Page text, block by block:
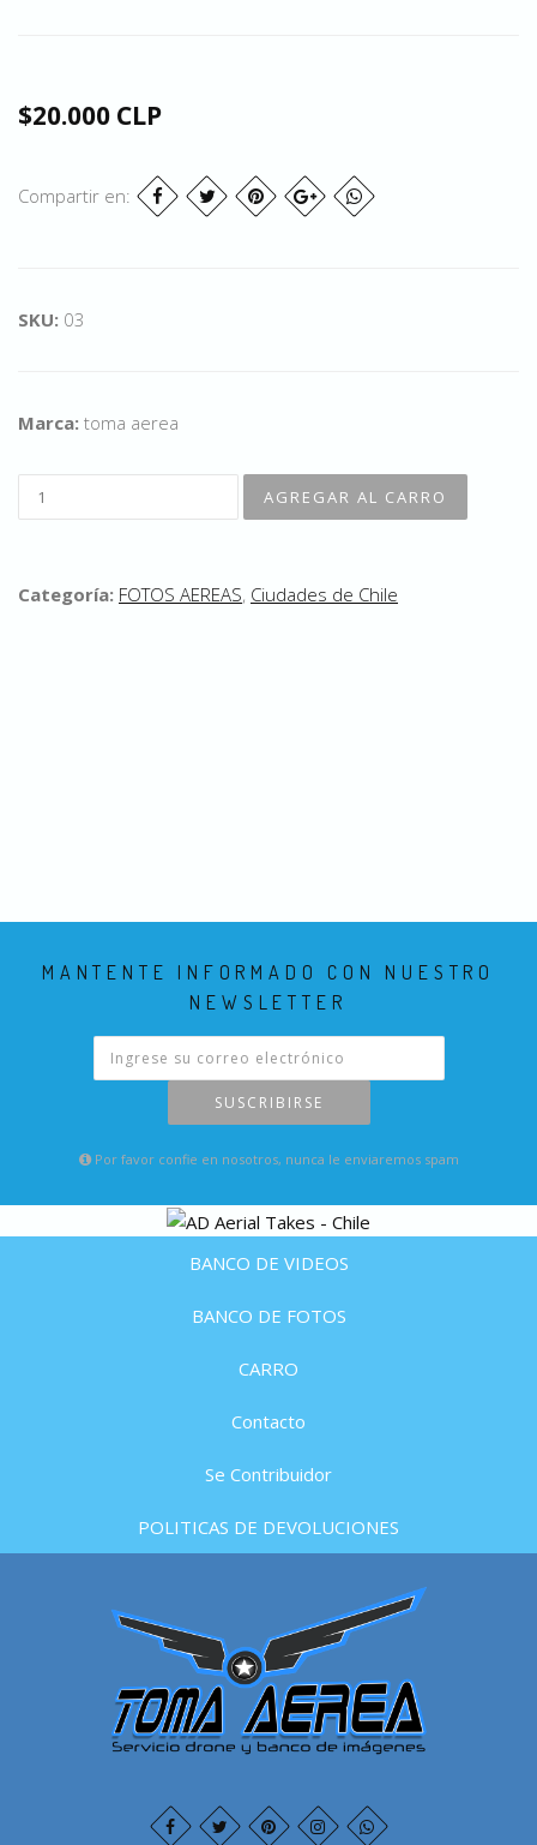
$20.000 CLP
Compartir en:
SKU: 03
Marca: toma aerea
Categoría: FOTOS AEREAS, Ciudades de Chile
MANTENTE INFORMADO CON NUESTRO
NEWSLETTER
SUSCRIBIRSE
Por favor confie en nosotros, nunca le enviaremos spam
BANCO DE VIDEOS
BANCO DE FOTOS
CARRO
Contacto
Se Contribuidor
POLITICAS DE DEVOLUCIONES